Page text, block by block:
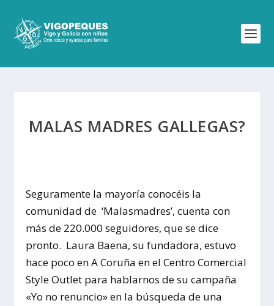
MALAS MADRES GALLEGAS?
Seguramente la mayoría conocéis la
comunidad de ‘Malasmadres’, cuenta con
más de 220.000 seguidores, que se dice
pronto. Laura Baena, su fundadora, estuvo
hace poco en A Coruña en el Centro Comercial
Style Outlet para hablarnos de su campaña
«Yo no renuncio» en la búsqueda de una